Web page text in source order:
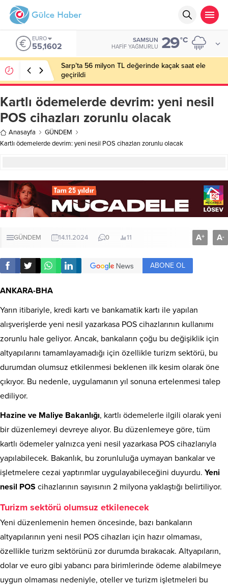
EURO
55,1602
SAMSUN
HAFIF YAĞMURLU 29°C
Sarp’ta 56 milyon TL değerinde kaçak saat ele
geçirildi
Kartlı ödemelerde devrim: yeni nesil
POS cihazları zorunlu olacak
Anasayfa
GÜNDEM
Kartlı ödemelerde devrim: yeni nesil POS cihazları zorunlu olacak
GÜNDEM 14.11.2024 0 11 A+ A-
ABONE OL
ANKARA-BHA
Yarın itibariyle, kredi kartı ve bankamatik kartı ile yapılan
alışverişlerde yeni nesil yazarkasa POS cihazlarının kullanımı
zorunlu hale geliyor. Ancak, bankaların çoğu bu değişiklik için
altyapılarını tamamlayamadığı için özellikle turizm sektörü, bu
durumdan olumsuz etkilenmesi beklenen ilk kesim olarak öne
çıkıyor. Bu nedenle, uygulamanın yıl sonuna ertelenmesi talep
ediliyor.
Hazine ve Maliye Bakanlığı, kartlı ödemelerle ilgili olarak yeni
bir düzenlemeyi devreye alıyor. Bu düzenlemeye göre, tüm
kartlı ödemeler yalnızca yeni nesil yazarkasa POS cihazlarıyla
yapılabilecek. Bakanlık, bu zorunluluğa uymayan bankalar ve
işletmelere cezai yaptırımlar uygulayabileceğini duyurdu. Yeni
nesil POS cihazlarının sayısının 2 milyona yaklaştığı belirtiliyor.
Turizm sektörü olumsuz etkilenecek
Yeni düzenlemenin hemen öncesinde, bazı bankaların
altyapılarının yeni nesil POS cihazları için hazır olmaması,
özellikle turizm sektörünü zor durumda bırakacak. Altyapıların,
dolar ve euro gibi yabancı para birimlerinde ödeme alabilmeye
uygun olmaması nedeniyle, oteller ve turizm işletmeleri bu